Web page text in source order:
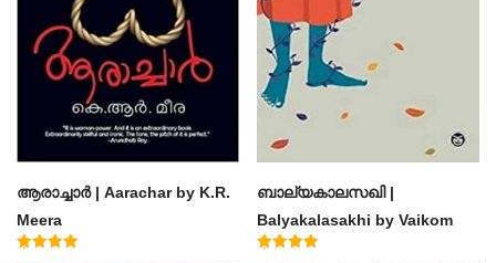
ആരാച്ചാര്‍ | Aarachar by K.R.
Meera
ബാല്യകാലസഖി |
Balyakalasakhi by Vaikom
Muhammad Basheer